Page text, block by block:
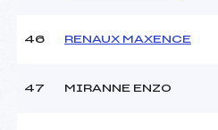
46 RENAUX MAXENCE
47 MIRANNE ENZO